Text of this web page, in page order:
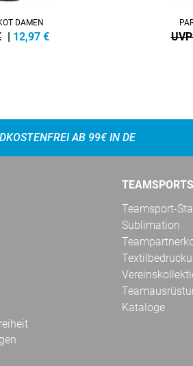
DAMEN
| 12,97 €
AB 99€ IN DE
Teamsport-
Sublimation
Kataloge